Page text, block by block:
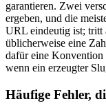
garantieren. Zwei
ergeben, und die
URL eindeutig ist; tritt
üblicherweise eine
dafür eine Konvention
wenn ein erzeugter
Häufige Fehler,